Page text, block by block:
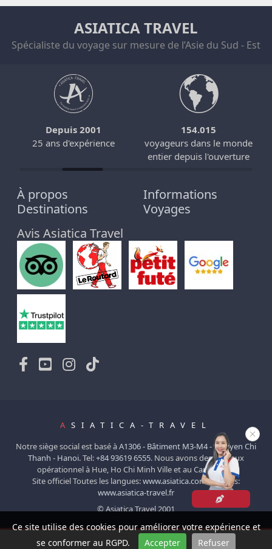
ASIATICA TRAVEL
Spécialiste du voyage sur mesure de l’Asie du Sud - Est
Depuis 2001
25 ans d'expérience
154.015
voyageurs dans le monde
entier depuis l'ouverture
À propos
Informations
Destinations
Voyages
Avis Asiatica Travel
A SIATICA-TRAVEL
Notre siège social est basé àA1306 - Bâtiment M3-M4 - Nguyen Chi
Thanh - Hanoi.Tel:+84 93619 6555. Nous avons des bureaux
opérationnel à Hue, Ho Chi Minh Ville et au Cambodge.
Site officiel Toutes les langues:www.asiatica.comFrançais:
www.asiatica-travel.fr
© Asiatica Travel 2001
Ce site utilise des cookies pour améliorer votre expérience et
se conformer au RGPD.
Accepter Refuser